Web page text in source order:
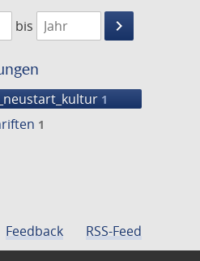
1475
bis
keyboard_arrow_right
Suche
1
1
Feedback RSS-Feed